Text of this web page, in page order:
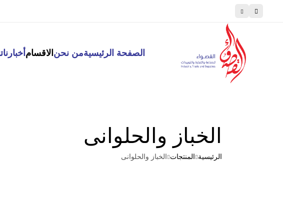
الصفحة الرئيسيةمن نحن الاقسام أخبارنا
الخباز والحلوانى
الرئيسية المنتجات الخباز والحلوانى